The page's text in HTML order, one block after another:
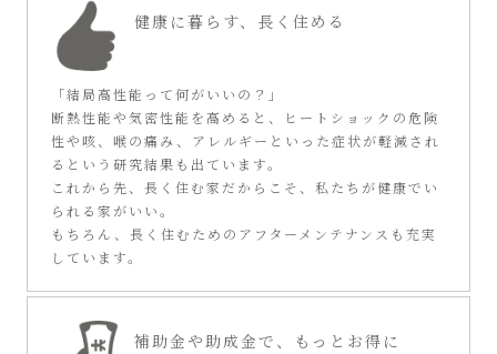
健康に暮らす、 長く住める
「結局高性能って何がいいの？」
断熱性能や気密性能を高めると、ヒートショックの危険
性や咳、喉の痛み、アレルギーといった症状が軽減され
るという研究結果も出ています。
これから先、長く住む家だからこそ、私たちが健康でい
られる家がいい。
もちろん、長く住むためのアフターメンテナンスも充実
しています。
補助金や助成金で、 もっとお得に